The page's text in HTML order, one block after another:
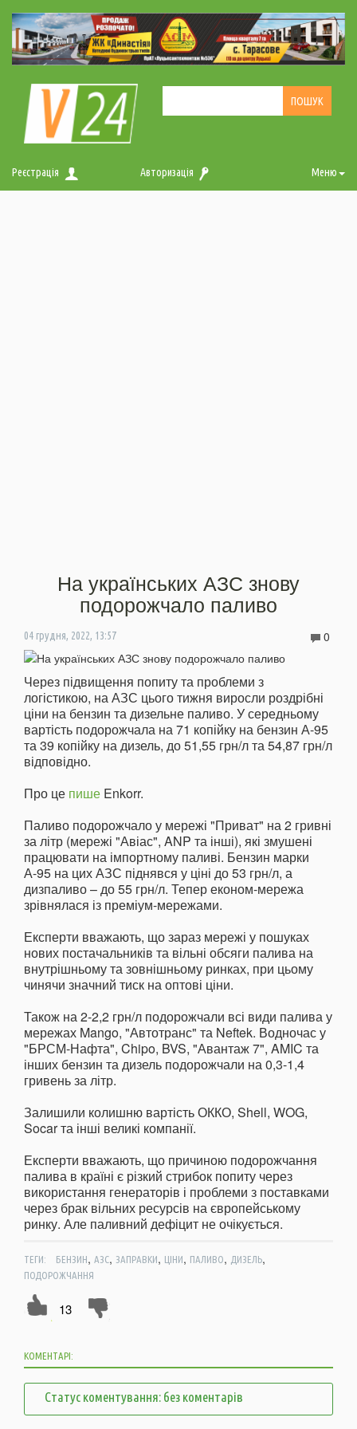
Реєстрація Авторизація Меню
На українських АЗС знову
подорожчало паливо
04 грудня, 2022, 13:57 0
Через підвищення попиту та проблеми з
логістикою, на АЗС цього тижня виросли роздрібні
ціни на бензин та дизельне паливо. У середньому
вартість подорожчала на 71 копійку на бензин А-95
та 39 копійку на дизель, до 51,55 грн/л та 54,87 грн/л
відповідно.
Про це пише Enkorr.
Паливо подорожчало у мережі "Приват" на 2 гривні
за літр (мережі "Авіас", ANP та інші), які змушені
працювати на імпортному паливі. Бензин марки
А-95 на цих АЗС піднявся у ціні до 53 грн/л, а
дизпаливо – до 55 грн/л. Тепер економ-мережа
зрівнялася із преміум-мережами.
Експерти вважають, що зараз мережі у пошуках
нових постачальників та вільні обсяги палива на
внутрішньому та зовнішньому ринках, при цьому
чинячи значний тиск на оптові ціни.
Також на 2-2,2 грн/л подорожчали всі види палива у
мережах Mango, "Автотранс" та Neftek. Водночас у
"БРСМ-Нафта", Chipo, BVS, "Авантаж 7", AMIC та
інших бензин та дизель подорожчали на 0,3-1,4
гривень за літр.
Залишили колишню вартість ОККО, Shell, WOG,
Socar та інші великі компанії.
Експерти вважають, що причиною подорожчання
палива в країні є різкий стрибок попиту через
використання генераторів і проблеми з поставками
через брак вільних ресурсів на європейському
ринку. Але паливний дефіцит не очікується.
ТЕГИ: БЕНЗИН, АЗС, ЗАПРАВКИ, ЦІНИ, ПАЛИВО, ДИЗЕЛЬ,
ПОДОРОЖЧАННЯ
13
КОМЕНТАРІ:
Статус коментування: без коментарів